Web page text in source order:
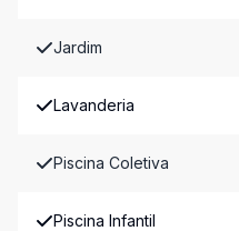
Jardim
Lavanderia
Piscina Coletiva
Piscina Infantil